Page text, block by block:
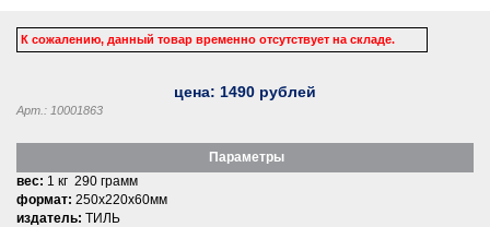
К сожалению, данный товар временно отсутствует на складе.
цена: 1490 рублей
Арт.: 10001863
Параметры
вес: 1 кг 290 грамм
формат: 250x220x60мм
издатель: ТИЛЬ